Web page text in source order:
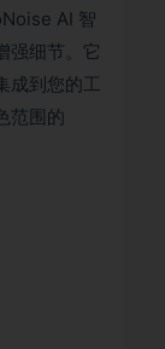
AI 智
强细节。它
成到您的工
范围的